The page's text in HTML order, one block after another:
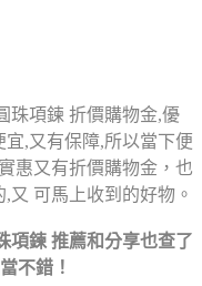
珠項鍊 折價購物金,優
宜,又有保障,所以當下便
惠又有折價購物金，也
,又 可馬上收到的好物。
項鍊 推薦和分享也查了
不錯！